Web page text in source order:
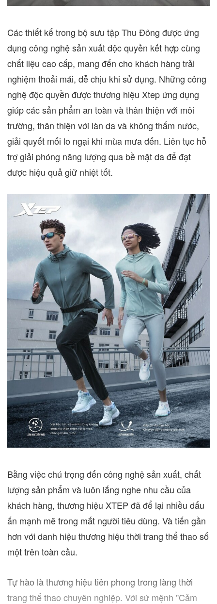
Các thiết kế trong bộ sưu tập Thu Đông được ứng
dụng công nghệ sản xuất độc quyền kết hợp cùng
chất liệu cao cấp, mang đến cho khách hàng trải
nghiệm thoải mái, dễ chịu khi sử dụng. Những công
nghệ độc quyền được thương hiệu Xtep ứng dụng
giúp các sản phẩm an toàn và thân thiện với môi
trường, thân thiện với làn da và không thấm nước,
giải quyết mối lo ngại khi mùa mưa đến. Liên tục hỗ
trợ giải phóng năng lượng qua bề mặt da để đạt
được hiệu quả giữ nhiệt tốt.
Bằng việc chú trọng đến công nghệ sản xuất, chất
lượng sản phẩm và luôn lắng nghe nhu cầu của
khách hàng, thương hiệu XTEP đã để lại nhiều dấu
ấn mạnh mẽ trong mắt người tiêu dùng. Và tiến gần
hơn với danh hiệu thương hiệu thời trang thể thao số
một trên toàn cầu.
Tự hào là thương hiệu tiên phong trong làng thời
trang thể thao chuyên nghiệp. Với sứ mệnh "Cảm